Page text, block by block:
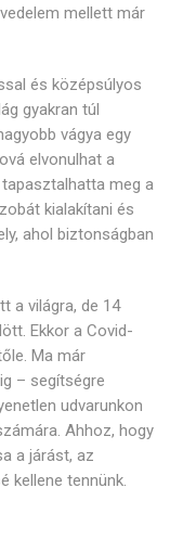
mellett már
és középsúlyos
gyakran túl
vágya egy
elvonulhat a
meg a
kialakítani és
ahol biztonságban
a világra, de 14
Ekkor a Covid-
Ma már
– segítségre
udvarunkon
Ahhoz, hogy
a járást, az
kellene tennünk.